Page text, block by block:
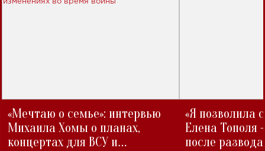
«Мечтаю о семье»: интервью
Михаила Хомы о планах,
концертах для ВСУ и
«Я позволила
Елена Тополя
после развода